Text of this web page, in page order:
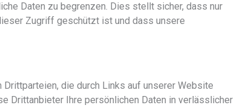
Daten zu begrenzen. Dies stellt sicher, dass nur
Zugriff geschützt ist und dass unsere
die durch Links auf unserer Website
Drittanbieter Ihre persönlichen Daten in verlässlicher